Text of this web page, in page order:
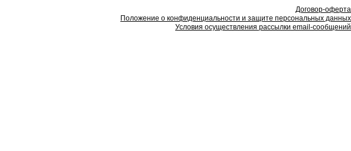
Договор-оферта
Положение о конфиденциальности и защите персональных данных
Условия осуществления рассылки email-сообщений